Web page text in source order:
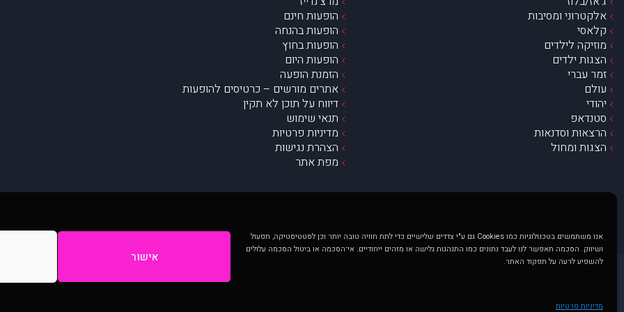
אנו משתמשים בטכנולוגיות כמו Cookies גם ע"י צדדים שלישיים כדי לתת חוויה טובה יותר וכן לסטטיסטיקה, תפעול
ושיווק. הסכמה תאפשר לנו לעבד נתונים כמו התנהגות גלישה או מזהים ייחודיים. אי־הסכמה או ביטול הסכמה עלולים
להשפיע לרעה על תפקוד האתר.
אישור
מדיניות פרטיות
אלקטרוני ומסיבות
קלאסי
מוזיקה לילדים
הצגות ילדים
זמר עברי
עולם
יהודי
סטנדאפ
הרצאות וסדנאות
הצגות ומחול
הופעות חינם
הופעות בהנחה
הופעות בחוץ
הופעות היום
הזמנת הופעה
אתרים מורשים – כרטיסים להופעות
דיווח על תוכן לא תקין
תנאי שימוש
מדיניות פרטיות
הצהרת נגישות
מפת אתר